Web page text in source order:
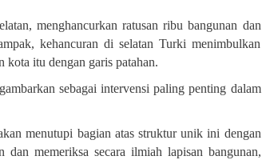
menghancurkan ratusan ribu bangunan dan
kehancuran di selatan Turki menimbulkan
kota itu dengan garis patahan.
sebagai intervensi paling penting dalam
menutupi bagian atas struktur unik ini dengan
memeriksa secara ilmiah lapisan bangunan,